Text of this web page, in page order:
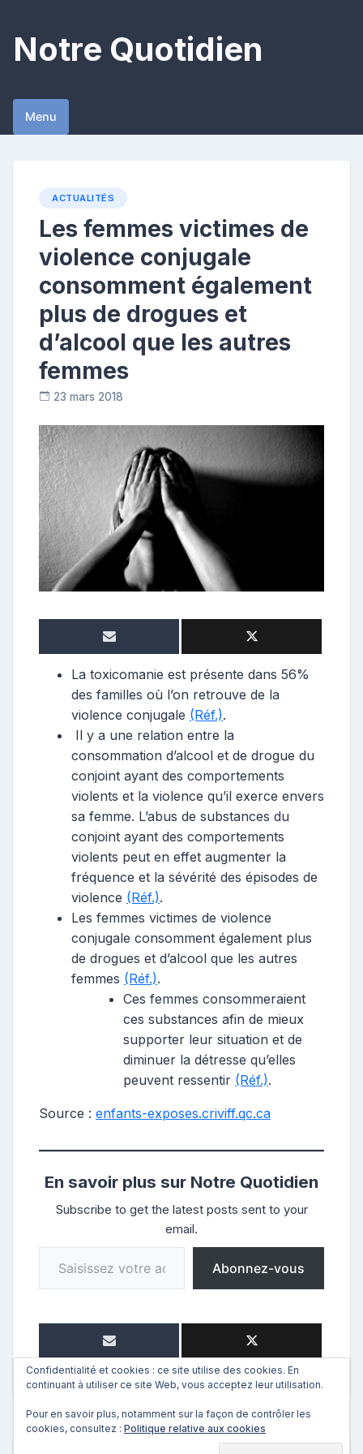
content
Notre Quotidien
Menu
ACTUALITÉS
Les femmes victimes de
violence conjugale
consomment également
plus de drogues et
d’alcool que les autres
femmes
23 mars 2018
o
n
t
r
i
b
u
t
i
e
La toxicomanie est présente dans 56%
des familles où l’on retrouve de la
violence conjugale (Réf.).
Il y a une relation entre la
consommation d’alcool et de drogue du
conjoint ayant des comportements
violents et la violence qu’il exerce envers
sa femme. L’abus de substances du
conjoint ayant des comportements
violents peut en effet augmenter la
fréquence et la sévérité des épisodes de
violence (Réf.).
Les femmes victimes de violence
conjugale consomment également plus
de drogues et d’alcool que les autres
femmes (Réf.).
Ces femmes consommeraient
ces substances afin de mieux
supporter leur situation et de
diminuer la détresse qu’elles
peuvent ressentir (Réf.).
Source : enfants-exposes.criviff.qc.ca
En savoir plus sur Notre Quotidien
Subscribe to get the latest posts sent to your
email.
Saisissez votre adresse e-mail…
Abonnez-vous
Confidentialité et cookies : ce site utilise des cookies. En
continuant à utiliser ce site Web, vous acceptez leur utilisation.
Pour en savoir plus, notamment sur la façon de contrôler les
cookies, consultez : Politique relative aux cookies